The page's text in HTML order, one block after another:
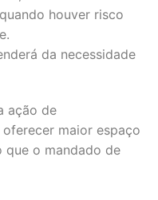
houver risco
da necessidade
ação de
maior espaço
que o mandado de